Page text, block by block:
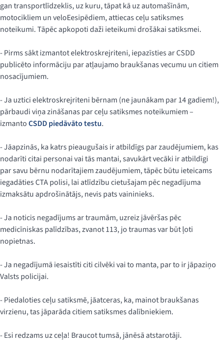
gan transportlīdzeklis, uz kuru, tāpat kā uz automašīnām,
motocikliem un veloEesipēdiem, attiecas ceļu satiksmes
noteikumi. Tāpēc apkopoti daži ieteikumi drošākai satiksmei.
- Pirms sākt izmantot elektroskrejriteni, iepazīsties ar CSDD
publicēto informāciju par atļaujamo braukšanas vecumu un citiem
nosacījumiem.
- Ja uztici elektroskrejriteni bērnam (ne jaunākam par 14 gadiem!),
pārbaudi viņa zināšanas par ceļu satiksmes noteikumiem –
izmantoCSDD piedāvāto testu.
- Jāapzinās, ka katrs pieaugušais ir atbildīgs par zaudējumiem, kas
nodarīti citai personai vai tās mantai, savukārt vecāki ir atbildīgi
par savu bērnu nodarītajiem zaudējumiem, tāpēc būtu ieteicams
iegadāties CTA polisi, lai atlīdzību cietušajam pēc negadījuma
izmaksātu apdrošinātājs, nevis pats vaininieks.
- Ja noticis negadījums ar traumām, uzreiz jāvēršas pēc
medicīniskas palīdzības, zvanot 113, jo traumas var būt ļoti
nopietnas.
- Ja negadījumā iesaistīti citi cilvēki vai to manta, par to ir jāpaziņo
Valsts policijai.
- Piedaloties ceļu satiksmē, jāatceras, ka, mainot braukšanas
virzienu, tas jāparāda citiem satiksmes dalībniekiem.
- Esi redzams uz ceļa! Braucot tumsā, jānēsā atstarotāji.